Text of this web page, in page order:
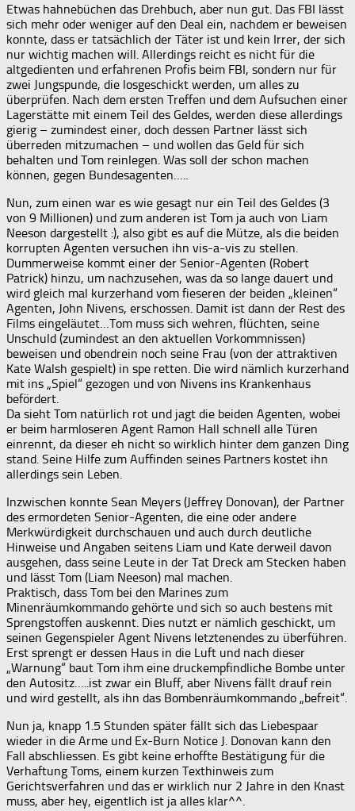
Etwas hahnebüchen das Drehbuch, aber nun gut. Das FBI lässt
sich mehr oder weniger auf den Deal ein, nachdem er beweisen
konnte, dass er tatsächlich der Täter ist und kein Irrer, der sich
nur wichtig machen will. Allerdings reicht es nicht für die
altgedienten und erfahrenen Profis beim FBI, sondern nur für
zwei Jungspunde, die losgeschickt werden, um alles zu
überprüfen. Nach dem ersten Treffen und dem Aufsuchen einer
Lagerstätte mit einem Teil des Geldes, werden diese allerdings
gierig – zumindest einer, doch dessen Partner lässt sich
überreden mitzumachen – und wollen das Geld für sich
behalten und Tom reinlegen. Was soll der schon machen
können, gegen Bundesagenten…..
Nun, zum einen war es wie gesagt nur ein Teil des Geldes (3
von 9 Millionen) und zum anderen ist Tom ja auch von Liam
Neeson dargestellt :), also gibt es auf die Mütze, als die beiden
korrupten Agenten versuchen ihn vis-a-vis zu stellen.
Dummerweise kommt einer der Senior-Agenten (Robert
Patrick) hinzu, um nachzusehen, was da so lange dauert und
wird gleich mal kurzerhand vom fieseren der beiden „kleinen“
Agenten, John Nivens, erschossen. Damit ist dann der Rest des
Films eingeläutet…Tom muss sich wehren, flüchten, seine
Unschuld (zumindest an den aktuellen Vorkommnissen)
beweisen und obendrein noch seine Frau (von der attraktiven
Kate Walsh gespielt) in spe retten. Die wird nämlich kurzerhand
mit ins „Spiel“ gezogen und von Nivens ins Krankenhaus
befördert.
Da sieht Tom natürlich rot und jagt die beiden Agenten, wobei
er beim harmloseren Agent Ramon Hall schnell alle Türen
einrennt, da dieser eh nicht so wirklich hinter dem ganzen Ding
stand. Seine Hilfe zum Auffinden seines Partners kostet ihn
allerdings sein Leben.
Inzwischen konnte Sean Meyers (Jeffrey Donovan), der Partner
des ermordeten Senior-Agenten, die eine oder andere
Merkwürdigkeit durchschauen und auch durch deutliche
Hinweise und Angaben seitens Liam und Kate derweil davon
ausgehen, dass seine Leute in der Tat Dreck am Stecken haben
und lässt Tom (Liam Neeson) mal machen.
Praktisch, dass Tom bei den Marines zum
Minenräumkommando gehörte und sich so auch bestens mit
Sprengstoffen auskennt. Dies nutzt er nämlich geschickt, um
seinen Gegenspieler Agent Nivens letztenendes zu überführen.
Erst sprengt er dessen Haus in die Luft und nach dieser
„Warnung“ baut Tom ihm eine druckempfindliche Bombe unter
den Autositz…..ist zwar ein Bluff, aber Nivens fällt drauf rein
und wird gestellt, als ihn das Bombenräumkommando „befreit“.
Nun ja, knapp 1.5 Stunden später fällt sich das Liebespaar
wieder in die Arme und Ex-Burn Notice J. Donovan kann den
Fall abschliessen. Es gibt keine erhoffte Bestätigung für die
Verhaftung Toms, einem kurzen Texthinweis zum
Gerichtsverfahren und das er wirklich nur 2 Jahre in den Knast
muss, aber hey, eigentlich ist ja alles klar^^.